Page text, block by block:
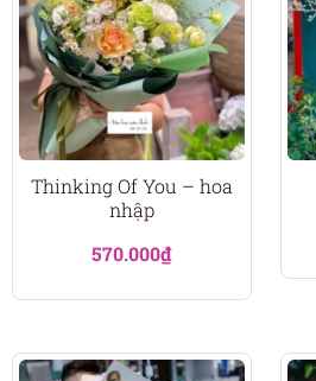
Thinking Of You – hoa
nhập
570.000₫